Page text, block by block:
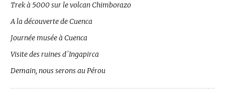
Trek à 5000 sur le volcan Chimborazo
A la découverte de Cuenca
Journée musée à Cuenca
Visite des ruines d´Ingapirca
Demain, nous serons au Pérou